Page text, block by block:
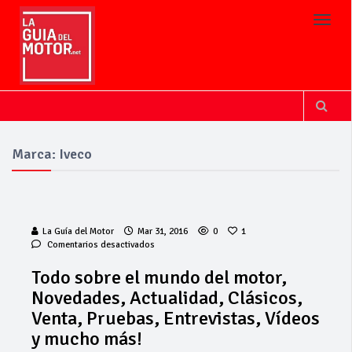
Marca: Iveco
La Guía del Motor Mar 31, 2016 0
1
Comentarios desactivados
el
mundo
del
motor,
Todo sobre el mundo del motor,
Novedades, Actualidad, Clásicos,
Venta, Pruebas, Entrevistas, Vídeos
y mucho más!